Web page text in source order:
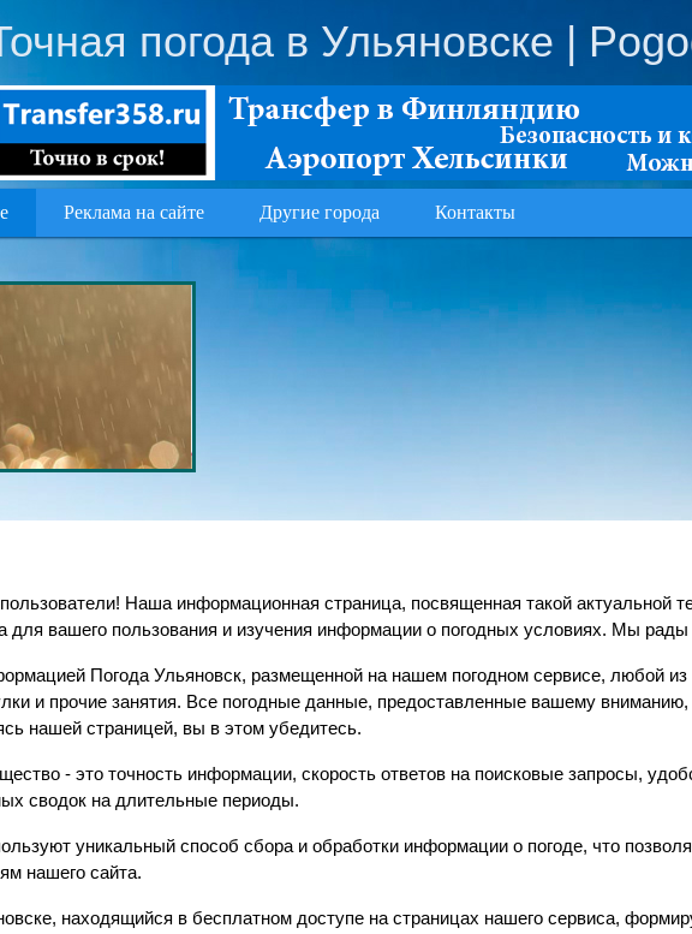
погода в Ульяновске |
Реклама на сайте Другие города Контакты
Наша информационная страница, посвященная такой актуальной
для вашего пользования и изучения информации о погодных условиях. Мы
Погода Ульяновск, размещенной на нашем погодном сервисе, любой из
и прочие занятия. Все погодные данные, предоставленные вашему вниманию,
нашей страницей, вы в этом убедитесь.
- это точность информации, скорость ответов на поисковые запросы,
сводок на длительные периоды.
уникальный способ сбора и обработки информации о погоде, что
нашего сайта.
находящийся в бесплатном доступе на страницах нашего сервиса,